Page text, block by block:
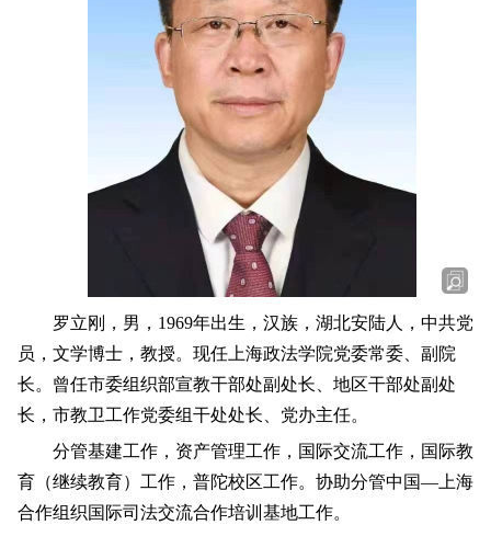
罗立刚，男，1969年出生，汉族，湖北安陆人，中共党
员，文学博士，教授。现任上海政法学院党委常委、副院
长。曾任市委组织部宣教干部处副处长、地区干部处副处
长，市教卫工作党委组干处处长、党办主任。
分管基建工作，资产管理工作，国际交流工作，国际教
育（继续教育）工作，普陀校区工作。协助分管中国—上海
合作组织国际司法交流合作培训基地工作。